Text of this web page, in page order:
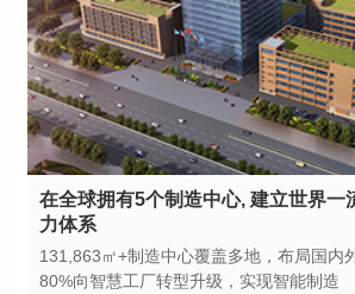
力体系
131,863㎡+制造中心覆盖多地，布局国内
80%向智慧工厂转型升级，实现智能制造